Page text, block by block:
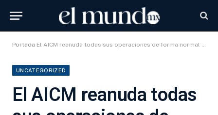
Portada El AICM reanuda todas sus operaciones de forma normal tras 22 horas
UNCATEGORIZED
El AICM reanuda todas